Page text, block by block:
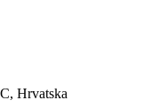
Hrvatska